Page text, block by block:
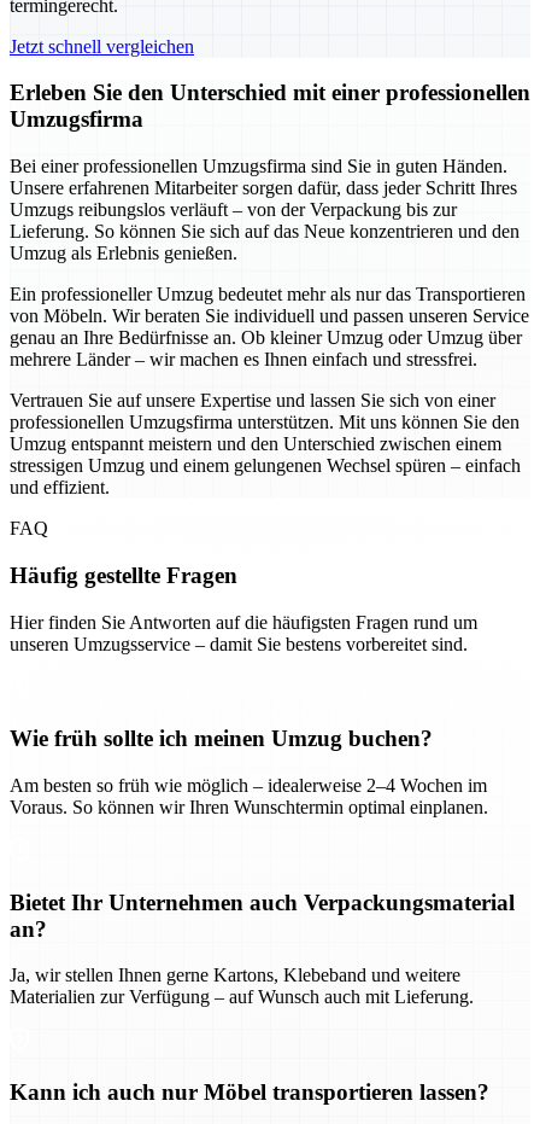
termingerecht.
Jetzt schnell vergleichen
Erleben Sie den Unterschied mit einer professionellen
Umzugsfirma
Bei einer professionellen Umzugsfirma sind Sie in guten Händen.
Unsere erfahrenen Mitarbeiter sorgen dafür, dass jeder Schritt Ihres
Umzugs reibungslos verläuft – von der Verpackung bis zur
Lieferung. So können Sie sich auf das Neue konzentrieren und den
Umzug als Erlebnis genießen.
Ein professioneller Umzug bedeutet mehr als nur das Transportieren
von Möbeln. Wir beraten Sie individuell und passen unseren Service
genau an Ihre Bedürfnisse an. Ob kleiner Umzug oder Umzug über
mehrere Länder – wir machen es Ihnen einfach und stressfrei.
Vertrauen Sie auf unsere Expertise und lassen Sie sich von einer
professionellen Umzugsfirma unterstützen. Mit uns können Sie den
Umzug entspannt meistern und den Unterschied zwischen einem
stressigen Umzug und einem gelungenen Wechsel spüren – einfach
und effizient.
FAQ
Häufig gestellte Fragen
Hier finden Sie Antworten auf die häufigsten Fragen rund um
unseren Umzugsservice – damit Sie bestens vorbereitet sind.
Wie früh sollte ich meinen Umzug buchen?
Am besten so früh wie möglich – idealerweise 2–4 Wochen im
Voraus. So können wir Ihren Wunschtermin optimal einplanen.
Bietet Ihr Unternehmen auch Verpackungsmaterial
an?
Ja, wir stellen Ihnen gerne Kartons, Klebeband und weitere
Materialien zur Verfügung – auf Wunsch auch mit Lieferung.
Kann ich auch nur Möbel transportieren lassen?